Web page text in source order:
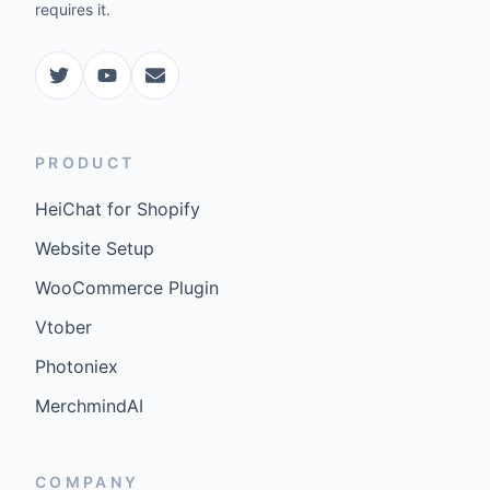
requires it.
PRODUCT
HeiChat for Shopify
Website Setup
WooCommerce Plugin
Vtober
Photoniex
MerchmindAI
COMPANY